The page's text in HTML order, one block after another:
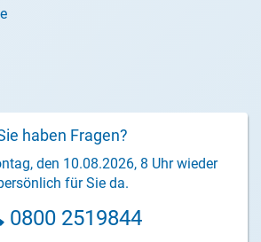
haben Fragen?
den 10.08.2026, 8 Uhr wieder
für Sie da.
0800 2519844